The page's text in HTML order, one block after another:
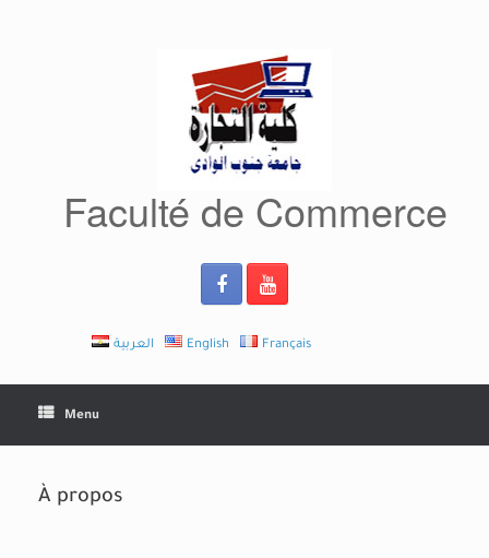
Faculté de Commerce
العربية English Français
Menu
À propos